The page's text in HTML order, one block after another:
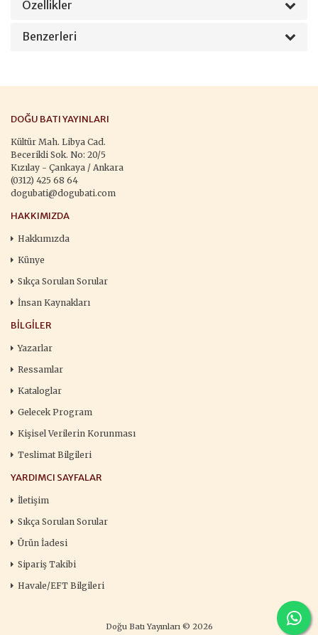
Özellikler
Benzerleri
DOĞU BATI YAYINLARI
Kültür Mah. Libya Cad.
Becerikli Sok. No: 20/5
Kızılay - Çankaya / Ankara
(0312) 425 68 64
dogubati@dogubati.com
HAKKIMIZDA
Hakkımızda
Künye
Sıkça Sorulan Sorular
İnsan Kaynakları
BILGILER
Yazarlar
Ressamlar
Kataloglar
Gelecek Program
Kişisel Verilerin Korunması
Teslimat Bilgileri
YARDIMCI SAYFALAR
İletişim
Sıkça Sorulan Sorular
Ürün İadesi
Sipariş Takibi
Havale/EFT Bilgileri
Doğu Batı Yayınları © 2026